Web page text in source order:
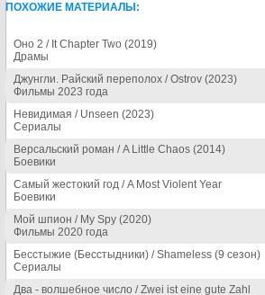
ПОХОЖИЕ МАТЕРИАЛЫ:
Оно 2 / It Chapter Two (2019)
Драмы
Джунгли. Райский переполох / Ostrov (2023)
Фильмы 2023 года
Невидимая / Unseen (2023)
Сериалы
Версальский роман / A Little Chaos (2014)
Боевики
Самый жестокий год / A Most Violent Year
Боевики
Мой шпион / My Spy (2020)
Фильмы 2020 года
Бесстыжие (Бесстыдники) / Shameless (9 сезон)
Сериалы
Два - волшебное число / Zwei ist eine gute Zahl